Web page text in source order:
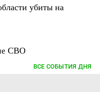
убиты на
СВО
ВСЕ СОБЫТИЯ ДНЯ